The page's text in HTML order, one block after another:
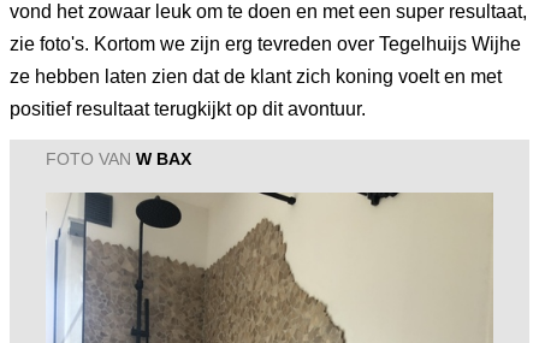
vond het zowaar leuk om te doen en met een super resultaat,
zie foto's. Kortom we zijn erg tevreden over Tegelhuijs Wijhe
ze hebben laten zien dat de klant zich koning voelt en met
positief resultaat terugkijkt op dit avontuur.
FOTO VAN W BAX